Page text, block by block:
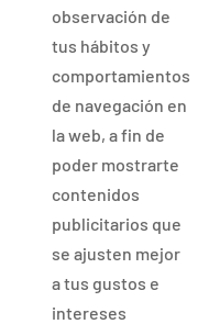
observación de
tus hábitos y
comportamientos
de navegación en
la web, a fin de
poder mostrarte
contenidos
publicitarios que
se ajusten mejor
a tus gustos e
intereses